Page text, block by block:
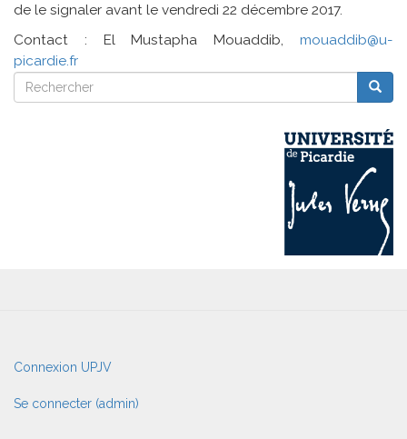
de le signaler avant le vendredi 22 décembre 2017.
Contact : El Mustapha Mouaddib, mouaddib@u-
picardie.fr
Rechercher
Rechercher
User
account
menu
Connexion UPJV
Se connecter (admin)